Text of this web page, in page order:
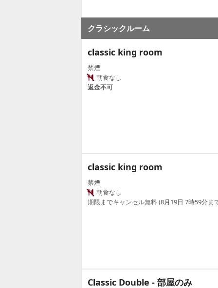
クラシックルーム
classic king room
禁煙
朝食なし
返金不可
classic king room
禁煙
朝食なし
期限までキャンセル無料 (8月19日 7時59分ま
Classic Double - 部屋のみ